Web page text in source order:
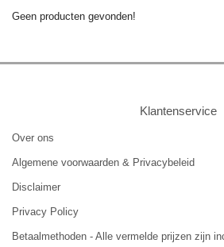
Geen producten gevonden!
Klantenservice
Over ons
Algemene voorwaarden & Privacybeleid
Disclaimer
Privacy Policy
Betaalmethoden - Alle vermelde prijzen zijn